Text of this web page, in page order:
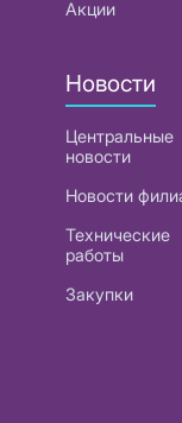
Акции
Новости
Центральные
новости
Новости
Технические
работы
Закупки